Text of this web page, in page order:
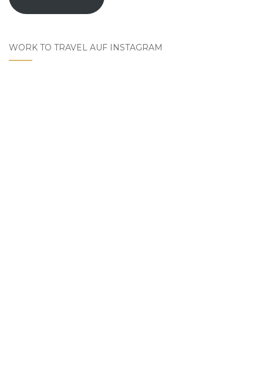
WORK TO TRAVEL AUF INSTAGRAM